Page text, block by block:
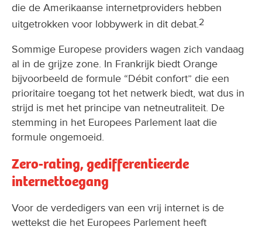
die de Amerikaanse internetproviders hebben
uitgetrokken voor lobbywerk in dit debat.2
Sommige Europese providers wagen zich vandaag
al in de grijze zone. In Frankrijk biedt Orange
bijvoorbeeld de formule “Débit confort” die een
prioritaire toegang tot het netwerk biedt, wat dus in
strijd is met het principe van netneutraliteit. De
stemming in het Europees Parlement laat die
formule ongemoeid.
Zero-rating, gedifferentieerde
internettoegang
Voor de verdedigers van een vrij internet is de
wettekst die het Europees Parlement heeft